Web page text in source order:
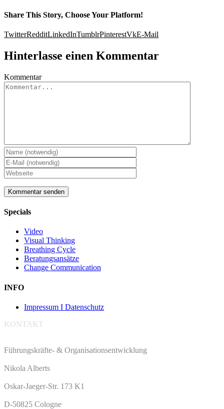
Share This Story, Choose Your Platform!
TwitterRedditLinkedInTumblrPinterestVkE-Mail
Hinterlasse einen Kommentar
Kommentar
Specials
Video
Visual Thinking
Breathing Cycle
Beratungsansätze
Change Communication
INFO
Impressum I Datenschutz
KONTAKT
Führungskräfte- & Organisationsentwicklung
Nikola Alberts
Oskar-Jaeger-Str. 173 K1
D-50825 Cologne